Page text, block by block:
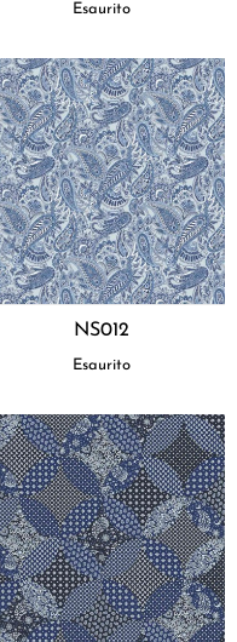
Esaurito
NS012
Esaurito